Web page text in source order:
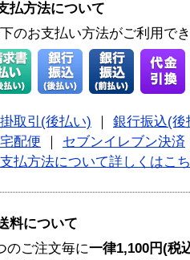
払方法について
のお支払い方法がご利用で
取引(後払い)
銀行振込(後
配便
セブンイレブン決済
支払方法について詳しくはこ
料について
のご注文毎に一律1,100円(税